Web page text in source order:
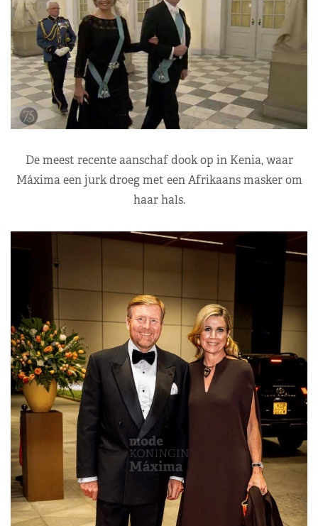
De meest recente aanschaf dook op in Kenia, waar
Máxima een jurk droeg met een Afrikaans masker om
haar hals.